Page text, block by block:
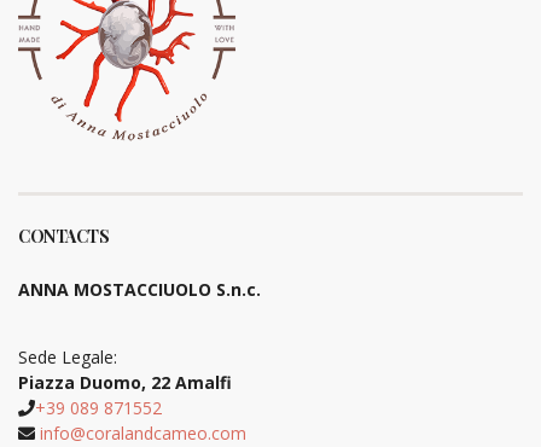
CONTACTS
ANNA MOSTACCIUOLO S.n.c.
Sede Legale:
Piazza Duomo, 22 Amalfi
+39 089 871552
info@coralandcameo.com